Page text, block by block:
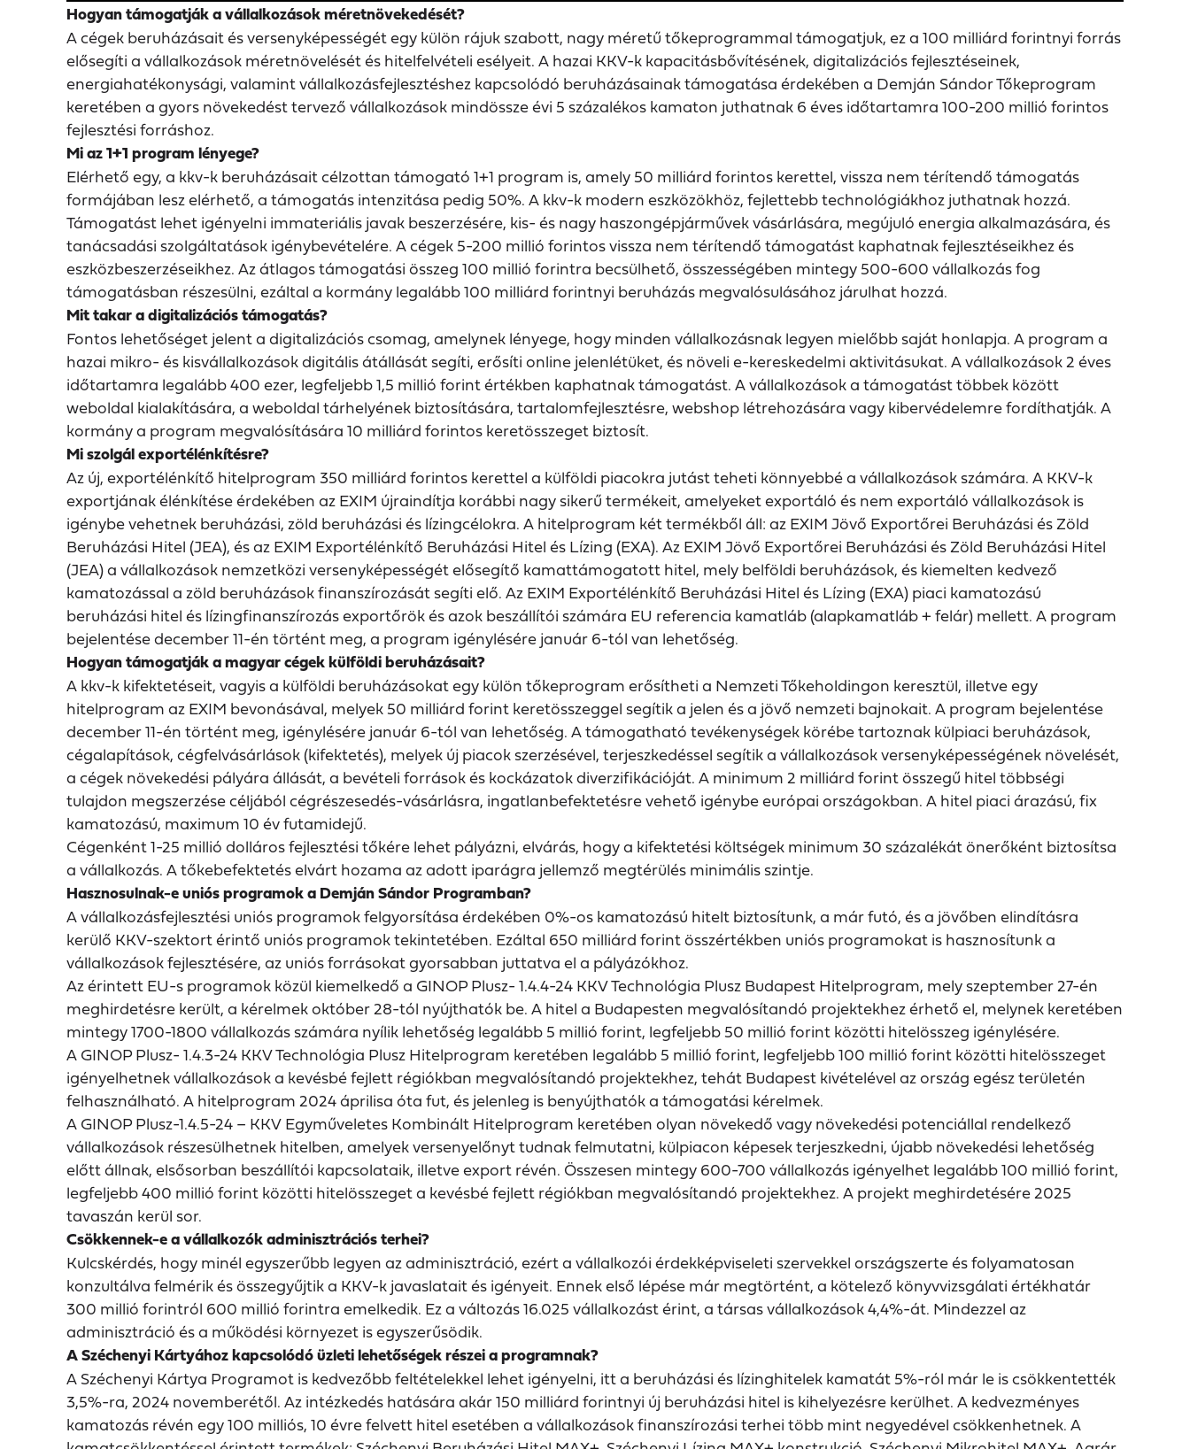
Hogyan támogatják a vállalkozások méretnövekedését?
A cégek beruházásait és versenyképességét egy külön rájuk szabott, nagy méretű tőkeprogrammal támogatjuk, ez a 100 milliárd forintnyi forrás
elősegíti a vállalkozások méretnövelését és hitelfelvételi esélyeit. A hazai KKV-k kapacitásbővítésének, digitalizációs fejlesztéseinek,
energiahatékonysági, valamint vállalkozásfejlesztéshez kapcsolódó beruházásainak támogatása érdekében a Demján Sándor Tőkeprogram
keretében a gyors növekedést tervező vállalkozások mindössze évi 5 százalékos kamaton juthatnak 6 éves időtartamra 100-200 millió forintos
fejlesztési forráshoz.
Mi az 1+1 program lényege?
Elérhető egy, a kkv-k beruházásait célzottan támogató 1+1 program is, amely 50 milliárd forintos kerettel, vissza nem térítendő támogatás
formájában lesz elérhető, a támogatás intenzitása pedig 50%. A kkv-k modern eszközökhöz, fejlettebb technológiákhoz juthatnak hozzá.
Támogatást lehet igényelni immateriális javak beszerzésére, kis- és nagy haszongépjárművek vásárlására, megújuló energia alkalmazására, és
tanácsadási szolgáltatások igénybevételére. A cégek 5-200 millió forintos vissza nem térítendő támogatást kaphatnak fejlesztéseikhez és
eszközbeszerzéseikhez. Az átlagos támogatási összeg 100 millió forintra becsülhető, összességében mintegy 500-600 vállalkozás fog
támogatásban részesülni, ezáltal a kormány legalább 100 milliárd forintnyi beruházás megvalósulásához járulhat hozzá.
Mit takar a digitalizációs támogatás?
Fontos lehetőséget jelent a digitalizációs csomag, amelynek lényege, hogy minden vállalkozásnak legyen mielőbb saját honlapja. A program a
hazai mikro- és kisvállalkozások digitális átállását segíti, erősíti online jelenlétüket, és növeli e-kereskedelmi aktivitásukat. A vállalkozások 2 éves
időtartamra legalább 400 ezer, legfeljebb 1,5 millió forint értékben kaphatnak támogatást. A vállalkozások a támogatást többek között
weboldal kialakítására, a weboldal tárhelyének biztosítására, tartalomfejlesztésre, webshop létrehozására vagy kibervédelemre fordíthatják. A
kormány a program megvalósítására 10 milliárd forintos keretösszeget biztosít.
Mi szolgál exportélénkítésre?
Az új, exportélénkítő hitelprogram 350 milliárd forintos kerettel a külföldi piacokra jutást teheti könnyebbé a vállalkozások számára. A KKV-k
exportjának élénkítése érdekében az EXIM újraindítja korábbi nagy sikerű termékeit, amelyeket exportáló és nem exportáló vállalkozások is
igénybe vehetnek beruházási, zöld beruházási és lízingcélokra. A hitelprogram két termékből áll: az EXIM Jövő Exportőrei Beruházási és Zöld
Beruházási Hitel (JEA), és az EXIM Exportélénkítő Beruházási Hitel és Lízing (EXA). Az EXIM Jövő Exportőrei Beruházási és Zöld Beruházási Hitel
(JEA) a vállalkozások nemzetközi versenyképességét elősegítő kamattámogatott hitel, mely belföldi beruházások, és kiemelten kedvező
kamatozással a zöld beruházások finanszírozását segíti elő. Az EXIM Exportélénkítő Beruházási Hitel és Lízing (EXA) piaci kamatozású
beruházási hitel és lízingfinanszírozás exportőrök és azok beszállítói számára EU referencia kamatláb (alapkamatláb + felár) mellett. A program
bejelentése december 11-én történt meg, a program igénylésére január 6-tól van lehetőség.
Hogyan támogatják a magyar cégek külföldi beruházásait?
A kkv-k kifektetéseit, vagyis a külföldi beruházásokat egy külön tőkeprogram erősítheti a Nemzeti Tőkeholdingon keresztül, illetve egy
hitelprogram az EXIM bevonásával, melyek 50 milliárd forint keretösszeggel segítik a jelen és a jövő nemzeti bajnokait. A program bejelentése
december 11-én történt meg, igénylésére január 6-tól van lehetőség. A támogatható tevékenységek körébe tartoznak külpiaci beruházások,
cégalapítások, cégfelvásárlások (kifektetés), melyek új piacok szerzésével, terjeszkedéssel segítik a vállalkozások versenyképességének növelését,
a cégek növekedési pályára állását, a bevételi források és kockázatok diverzifikációját. A minimum 2 milliárd forint összegű hitel többségi
tulajdon megszerzése céljából cégrészesedés-vásárlásra, ingatlanbefektetésre vehető igénybe európai országokban. A hitel piaci árazású, fix
kamatozású, maximum 10 év futamidejű.
Cégenként 1-25 millió dolláros fejlesztési tőkére lehet pályázni, elvárás, hogy a kifektetési költségek minimum 30 százalékát önerőként biztosítsa
a vállalkozás. A tőkebefektetés elvárt hozama az adott iparágra jellemző megtérülés minimális szintje.
Hasznosulnak-e uniós programok a Demján Sándor Programban?
A vállalkozásfejlesztési uniós programok felgyorsítása érdekében 0%-os kamatozású hitelt biztosítunk, a már futó, és a jövőben elindításra
kerülő KKV-szektort érintő uniós programok tekintetében. Ezáltal 650 milliárd forint összértékben uniós programokat is hasznosítunk a
vállalkozások fejlesztésére, az uniós forrásokat gyorsabban juttatva el a pályázókhoz.
Az érintett EU-s programok közül kiemelkedő a GINOP Plusz- 1.4.4-24 KKV Technológia Plusz Budapest Hitelprogram, mely szeptember 27-én
meghirdetésre került, a kérelmek október 28-tól nyújthatók be. A hitel a Budapesten megvalósítandó projektekhez érhető el, melynek keretében
mintegy 1700-1800 vállalkozás számára nyílik lehetőség legalább 5 millió forint, legfeljebb 50 millió forint közötti hitelösszeg igénylésére.
A GINOP Plusz- 1.4.3-24 KKV Technológia Plusz Hitelprogram keretében legalább 5 millió forint, legfeljebb 100 millió forint közötti hitelösszeget
igényelhetnek vállalkozások a kevésbé fejlett régiókban megvalósítandó projektekhez, tehát Budapest kivételével az ország egész területén
felhasználható. A hitelprogram 2024 áprilisa óta fut, és jelenleg is benyújthatók a támogatási kérelmek.
A GINOP Plusz-1.4.5-24 – KKV Egyműveletes Kombinált Hitelprogram keretében olyan növekedő vagy növekedési potenciállal rendelkező
vállalkozások részesülhetnek hitelben, amelyek versenyelőnyt tudnak felmutatni, külpiacon képesek terjeszkedni, újabb növekedési lehetőség
előtt állnak, elsősorban beszállítói kapcsolataik, illetve export révén. Összesen mintegy 600-700 vállalkozás igényelhet legalább 100 millió forint,
legfeljebb 400 millió forint közötti hitelösszeget a kevésbé fejlett régiókban megvalósítandó projektekhez. A projekt meghirdetésére 2025
tavaszán kerül sor.
Csökkennek-e a vállalkozók adminisztrációs terhei?
Kulcskérdés, hogy minél egyszerűbb legyen az adminisztráció, ezért a vállalkozói érdekképviseleti szervekkel országszerte és folyamatosan
konzultálva felmérik és összegyűjtik a KKV-k javaslatait és igényeit. Ennek első lépése már megtörtént, a kötelező könyvvizsgálati értékhatár
300 millió forintról 600 millió forintra emelkedik. Ez a változás 16.025 vállalkozást érint, a társas vállalkozások 4,4%-át. Mindezzel az
adminisztráció és a működési környezet is egyszerűsödik.
A Széchenyi Kártyához kapcsolódó üzleti lehetőségek részei a programnak?
A Széchenyi Kártya Programot is kedvezőbb feltételekkel lehet igényelni, itt a beruházási és lízinghitelek kamatát 5%-ról már le is csökkentették
3,5%-ra, 2024 novemberétől. Az intézkedés hatására akár 150 milliárd forintnyi új beruházási hitel is kihelyezésre kerülhet. A kedvezményes
kamatozás révén egy 100 milliós, 10 évre felvett hitel esetében a vállalkozások finanszírozási terhei több mint negyedével csökkenhetnek. A